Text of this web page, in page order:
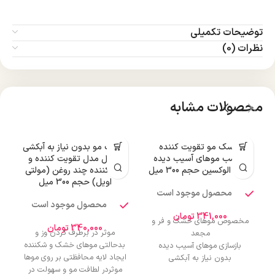
توضیحات تکمیلی
نظرات (0)
محصولات مشابه
ماسک مو تقویت کننده
مناسب موهای آسیب دیده
(مگا) الوکسین حجم 300 میل
محصول موجود است
341,000تومان
مخصوص موهای خشک و فر و
مجعد
بازسازی موهای آسیب دیده
بدون نیاز به آبکشی
ماسک مو بدون نیاز به آبکشی
نچرال مدل تقویت کننده و
احیا کننده چند روغن (مولتی
اویل) حجم 300 میل
محصول موجود است
340,000تومان
موثر در برطرف کردن وز و
بدحالتی موهای خشک و شکننده
ایجاد لایه محافظتی بر روی موها
موثردر لطافت مو و سهولت در